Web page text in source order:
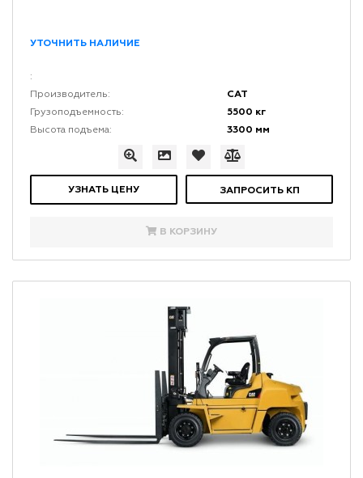
УТОЧНИТЬ НАЛИЧИЕ
:
Производитель:
CAT
Грузоподъемность: 5500 кг
Высота подъема: 3300 мм
УЗНАТЬ ЦЕНУ ЗАПРОСИТЬ КП
В КОРЗИНУ